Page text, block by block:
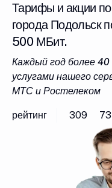
Тарифы и акции
города Подольск
500 МБит.
Каждый год более 40
услугами нашего
МТС и Ростелеком
рейтинг 309